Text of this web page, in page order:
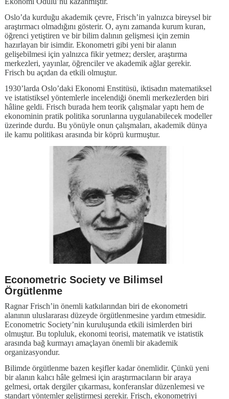
Oslo’da kurduğu akademik çevre, Frisch’in yalnızca bireysel bir
araştırmacı olmadığını gösterir. O, aynı zamanda kurum kuran,
öğrenci yetiştiren ve bir bilim dalının gelişmesi için zemin
hazırlayan bir isimdir. Ekonometri gibi yeni bir alanın
gelişebilmesi için yalnızca fikir yetmez; dersler, araştırma
merkezleri, yayınlar, öğrenciler ve akademik ağlar gerekir.
Frisch bu açıdan da etkili olmuştur.
1930’larda Oslo’daki Ekonomi Enstitüsü, iktisadın matematiksel
ve istatistiksel yöntemlerle incelendiği önemli merkezlerden biri
hâline geldi. Frisch burada hem teorik çalışmalar yaptı hem de
ekonominin pratik politika sorunlarına uygulanabilecek modeller
üzerinde durdu. Bu yönüyle onun çalışmaları, akademik dünya
ile kamu politikası arasında bir köprü kurmuştur.
Econometric Society ve Bilimsel
Örgütlenme
Ragnar Frisch’in önemli katkılarından biri de ekonometri
alanının uluslararası düzeyde örgütlenmesine yardım etmesidir.
Econometric Society’nin kuruluşunda etkili isimlerden biri
olmuştur. Bu topluluk, ekonomi teorisi, matematik ve istatistik
arasında bağ kurmayı amaçlayan önemli bir akademik
organizasyondur.
Bilimde örgütlenme bazen keşifler kadar önemlidir. Çünkü yeni
bir alanın kalıcı hâle gelmesi için araştırmacıların bir araya
gelmesi, ortak dergiler çıkarması, konferanslar düzenlemesi ve
standart yöntemler geliştirmesi gerekir. Frisch, ekonometriyi